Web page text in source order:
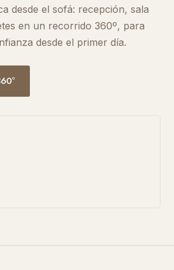
desde el sofá: recepción, sala
en un recorrido 360º, para
desde el primer día.